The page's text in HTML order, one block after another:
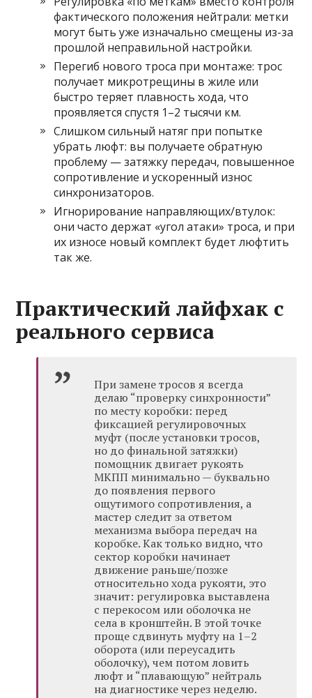
фактического положения нейтрали: метки
могут быть уже изначально смещены из-за
прошлой неправильной настройки.
Перегиб нового троса при монтаже: трос
получает микротрещины в жиле или
быстро теряет плавность хода, что
проявляется спустя 1–2 тысячи км.
Слишком сильный натяг при попытке
убрать люфт: вы получаете обратную
проблему — затяжку передач, повышенное
сопротивление и ускоренный износ
синхронизаторов.
Игнорирование направляющих/втулок:
они часто держат «угол атаки» троса, и при
их износе новый комплект будет люфтить
так же.
Практический лайфхак с
реального сервиса
При замене тросов я всегда
делаю “проверку синхронности”
по месту коробки: перед
фиксацией регулировочных
муфт (после установки тросов,
но до финальной затяжки)
помощник двигает рукоять
МКПП минимально — буквально
до появления первого
ощутимого сопротивления, а
мастер следит за ответом
механизма выбора передач на
коробке. Как только видно, что
сектор коробки начинает
движение раньше/позже
относительно хода рукояти, это
значит: регулировка выставлена
с перекосом или оболочка не
села в кронштейн. В этой точке
проще сдвинуть муфту на 1–2
оборота (или переусадить
оболочку), чем потом ловить
люфт и “плавающую” нейтраль
на диагностике через неделю.